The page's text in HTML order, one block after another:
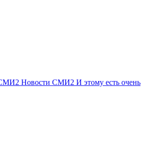
СМИ2 Новости СМИ2 И этому есть очень